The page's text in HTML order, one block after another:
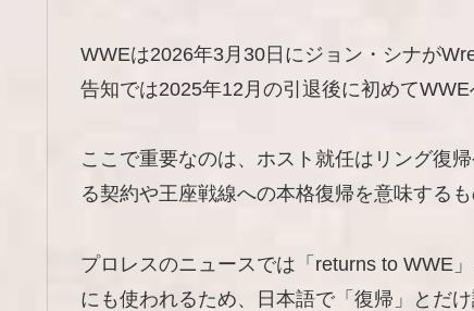
WWEは2026年3月30日にジョン・シナが
告知では2025年12月の引退後に初めてWWE
ここで重要なのは、ホスト就任はリング復
る契約や王座戦線への本格復帰を意味するも
プロレスのニュースでは「returns to WWE
にも使われるため、日本語で「復帰」とだ